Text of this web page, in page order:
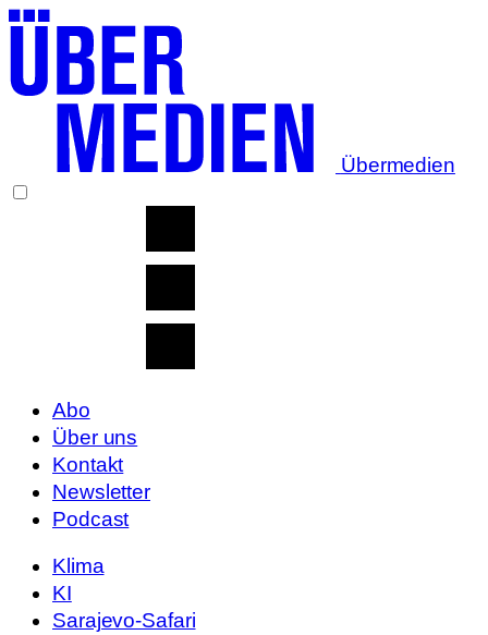
Übermedien
Abo
Über uns
Kontakt
Newsletter
Podcast
Klima
KI
Sarajevo-Safari